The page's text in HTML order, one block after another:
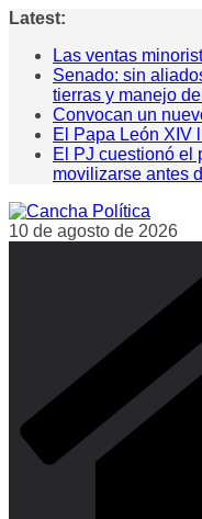
Saltar
contenido
Latest:
Las ventas
Senado: sin
tierras y manejo
Convocan un
El Papa León XIV
El PJ cuestionó el
movilizarse antes
10 de agosto de 2026